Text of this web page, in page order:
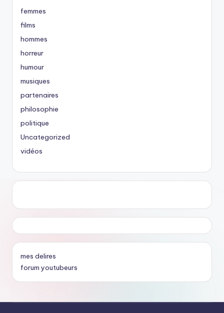
femmes
films
hommes
horreur
humour
musiques
partenaires
philosophie
politique
Uncategorized
vidéos
mes delires
forum youtubeurs